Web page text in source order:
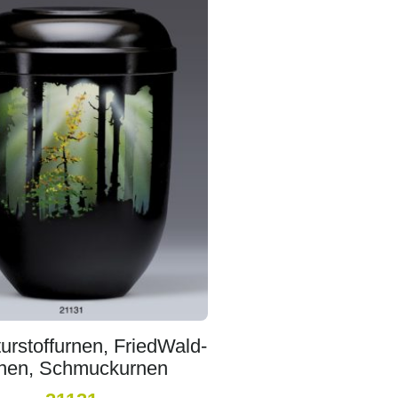
FriedWald-
Schmuckurnen